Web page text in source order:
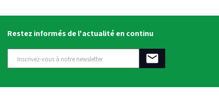
Restez informés de l'actualité en continu